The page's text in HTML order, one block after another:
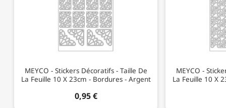
MEYCO - Stickers Décoratifs - Taille De
La Feuille 10 X 23cm - Bordures - Argent
0,95 €
MEYCO -
La Feuille 10 X